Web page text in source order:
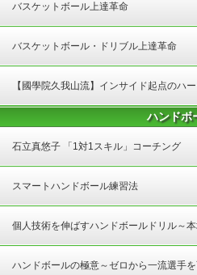
バスケットボール上達革命
バスケットボール・ドリブル上達革命
【國學院久我山流】インサイド起点のハ
ハンドボ
石立真悠子 「1対1スキル」コーチング
スマートハンドボール練習法
個人技術を伸ばすハンドボールドリル～
えるトレーニング～
ハンドボールの極意～ゼロから一流選手